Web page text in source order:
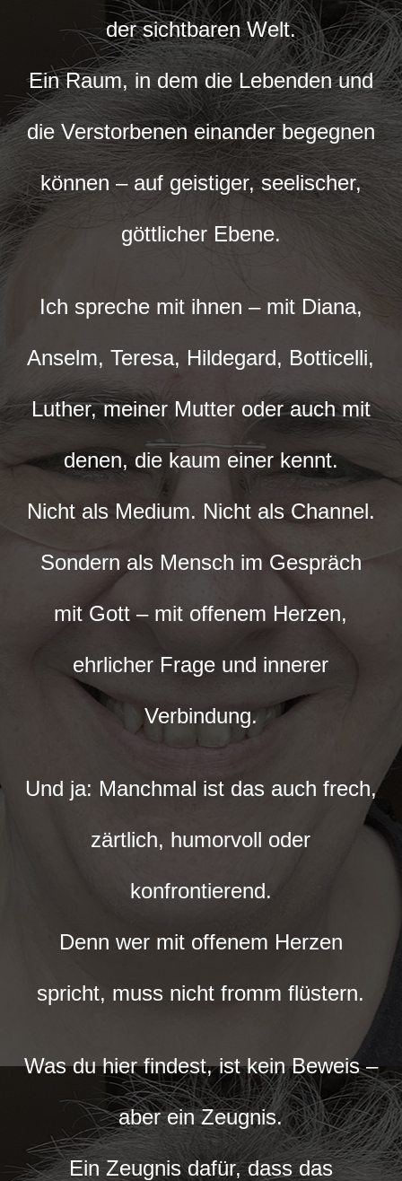
der sichtbaren Welt.
Ein Raum, in dem die Lebenden und
die Verstorbenen einander begegnen
können – auf geistiger, seelischer,
göttlicher Ebene.
Ich spreche mit ihnen – mit Diana,
Anselm, Teresa, Hildegard, Botticelli,
Luther, meiner Mutter oder auch mit
denen, die kaum einer kennt.
Nicht als Medium. Nicht als Channel.
Sondern als Mensch im Gespräch
mit Gott – mit offenem Herzen,
ehrlicher Frage und innerer
Verbindung.
Und ja: Manchmal ist das auch frech,
zärtlich, humorvoll oder
konfrontierend.
Denn wer mit offenem Herzen
spricht, muss nicht fromm flüstern.
Was du hier findest, ist kein Beweis –
aber ein Zeugnis.
Ein Zeugnis dafür, dass das